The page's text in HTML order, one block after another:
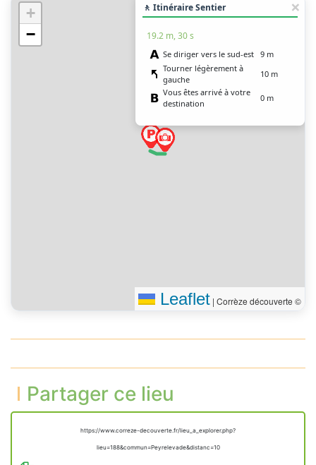
+
−
🚶 Itinéraire Sentier
19.2 m, 30 s
Se diriger vers le sud-est 9 m
Tourner légèrement à
gauche
10 m
Vous êtes arrivé à votre
destination
0 m
Leaflet | Corrèze découverte ©
Partager ce lieu
https://www.correze-decouverte.fr/lieu_a_explorer.php?
lieu=188&commun=Peyrelevade&distanc=10